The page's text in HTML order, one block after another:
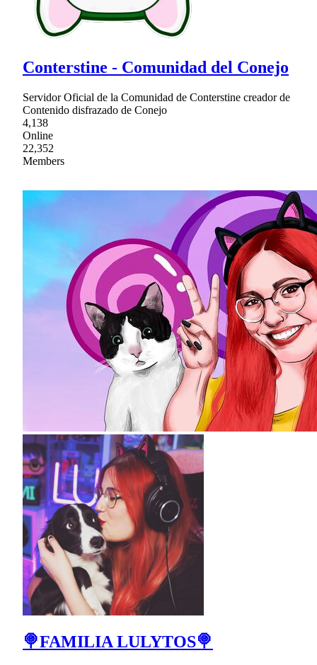
Conterstine - Comunidad del Conejo
Servidor Oficial de la Comunidad de Conterstine creador de
Contenido disfrazado de Conejo
4,138
Online
22,352
Members
🍭FAMILIA LULYTOS🍭